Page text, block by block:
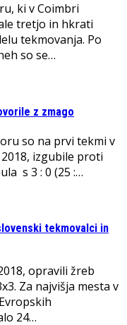
ki v Coimbri
tretjo in hkrati
tekmovanja. Po
so se…
z zmago
so na prvi tekmi v
izgubile proti
s 3 : 0 (25 :…
tekmovalci in
opravili žreb
Za najvišja mesta v
24…